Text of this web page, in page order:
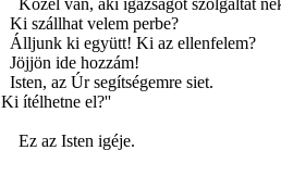
Közel van, aki igazságot szolgáltat
Ki szállhat velem perbe?
Álljunk ki együtt! Ki az ellenfelem?
Jöjjön ide hozzám!
Isten, az Úr segítségemre siet.
Ki ítélhetne el?''
Ez az Isten igéje.